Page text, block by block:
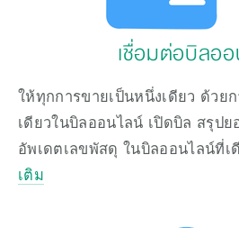
เชื่อมต่อบิลอ
ให้ทุกการขายเป็นหนึ่งเดียว ด้วย
เดียวในบิลออนไลน์ เปิดบิล สรุปย
อัพเดตเลขพัสดุ ในบิลออนไลน์ที่เ
เติม